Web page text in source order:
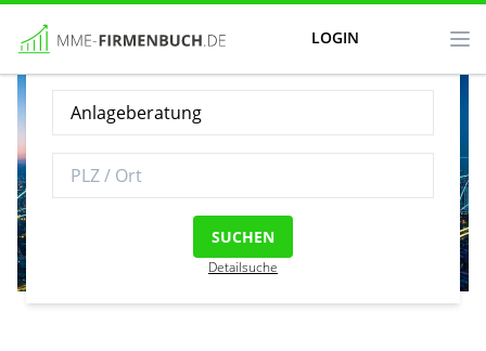
LOGIN
SUCHEN
Detailsuche